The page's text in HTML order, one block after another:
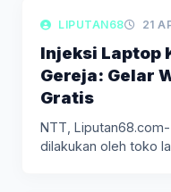
LIPUTAN DAERAH
LIPUTAN68 21
Injeksi Laptop
Gereja: Gelar
Gratis
NTT,
dilakukan oleh toko